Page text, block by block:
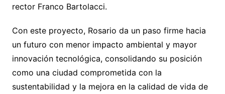
rector Franco Bartolacci.
Con este proyecto, Rosario da un paso firme hacia
un futuro con menor impacto ambiental y mayor
innovación tecnológica, consolidando su posición
como una ciudad comprometida con la
sustentabilidad y la mejora en la calidad de vida de